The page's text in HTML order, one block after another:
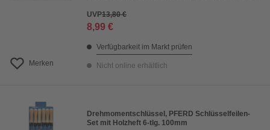
Merken
UVP13,80 €
8,99 €
Verfügbarkeit im Markt prüfen
Nicht online erhältlich
Drehmomentschlüssel, PFERD Schlüsselfeilen-
Set mit Holzheft 6-tlg. 100mm